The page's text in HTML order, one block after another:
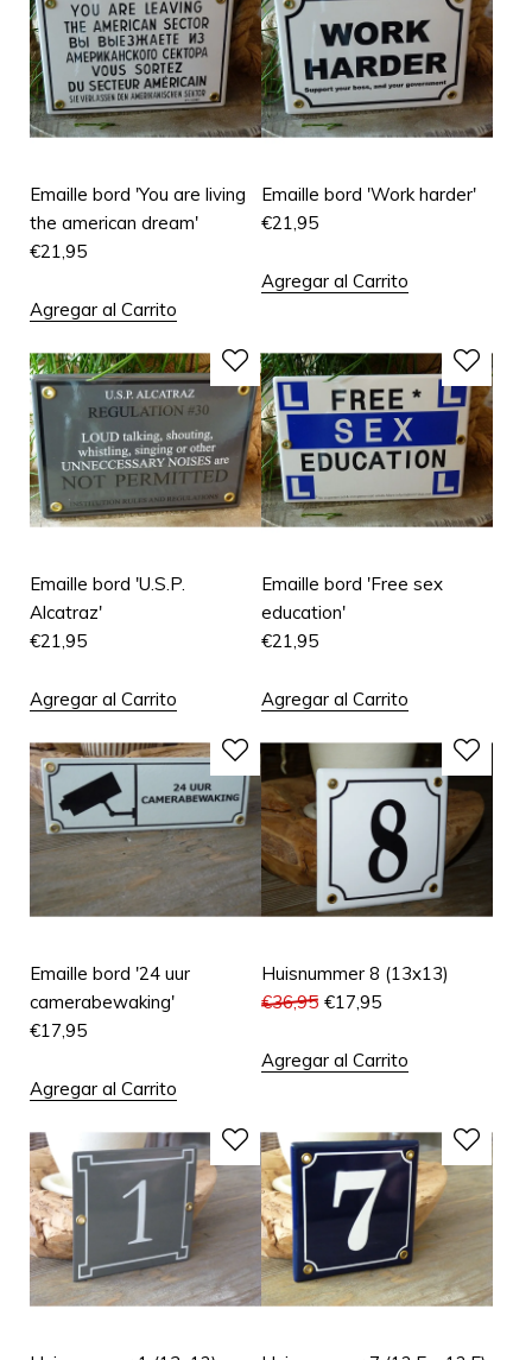
Emaille bord 'You are living
the american dream'
€21,95
Agregar al Carrito
Emaille bord 'Work harder'
€21,95
Agregar al Carrito
Emaille bord 'U.S.P.
Alcatraz'
€21,95
Agregar al Carrito
Emaille bord 'Free sex
education'
€21,95
Agregar al Carrito
Emaille bord '24 uur
camerabewaking'
€17,95
Agregar al Carrito
Huisnummer 8 (13x13)
€36,95 €17,95
Agregar al Carrito